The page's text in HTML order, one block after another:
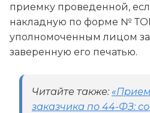
приемку проведенной,
накладную по форме №
уполномоченным лицом
заверенную его печатью.
Читайте также:
заказчика по 44-ФЗ: